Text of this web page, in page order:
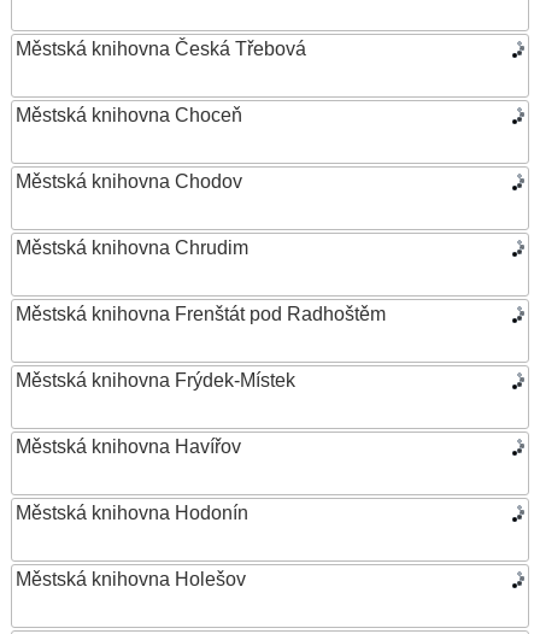
Městská knihovna Česká Třebová
Městská knihovna Choceň
Městská knihovna Chodov
Městská knihovna Chrudim
Městská knihovna Frenštát pod Radhoštěm
Městská knihovna Frýdek-Místek
Městská knihovna Havířov
Městská knihovna Hodonín
Městská knihovna Holešov